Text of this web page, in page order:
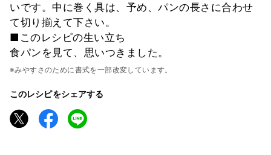
いです。中に巻く具は、予め、パンの長さに合わせ
て切り揃えて下さい。
■このレシピの生い立ち
食パンを見て、思いつきました。
※みやすさのために書式を一部改変しています。
このレシピをシェアする